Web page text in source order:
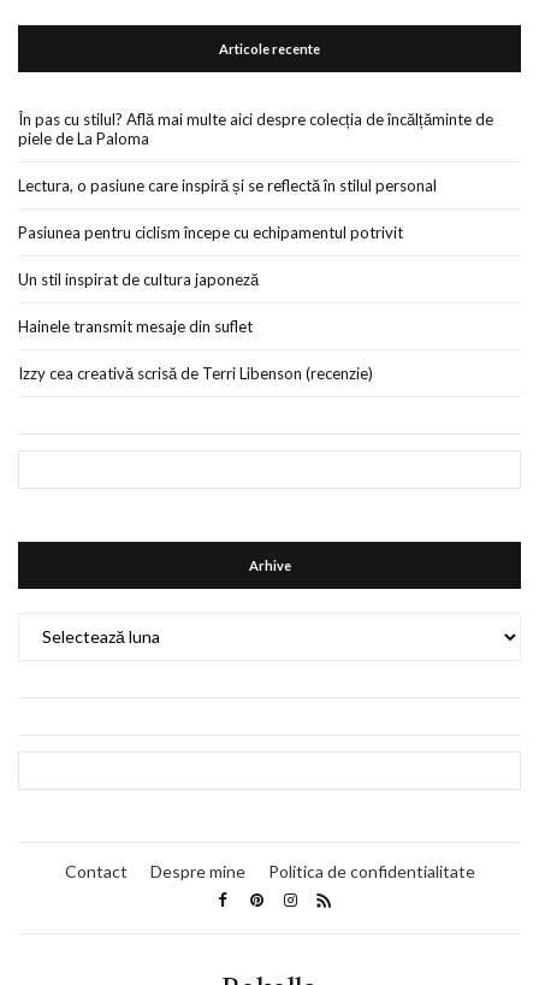
Articole recente
În pas cu stilul? Află mai multe aici despre colecția de încălțăminte de
piele de La Paloma
Lectura, o pasiune care inspiră și se reflectă în stilul personal
Pasiunea pentru ciclism începe cu echipamentul potrivit
Un stil inspirat de cultura japoneză
Hainele transmit mesaje din suflet
Izzy cea creativă scrisă de Terri Libenson (recenzie)
Arhive
Contact Despre mine Politica de confidentialitate